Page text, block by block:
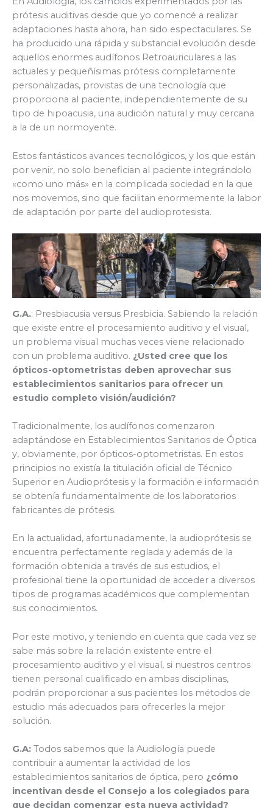
prótesis auditivas desde que yo comencé a realizar
adaptaciones hasta ahora, han sido espectaculares. Se
ha producido una rápida y substancial evolución desde
aquellos enormes audífonos Retroauriculares a las
actuales y pequeñísimas prótesis completamente
personalizadas, provistas de una tecnología que
proporciona al paciente, independientemente de su
tipo de hipoacusia, una audición natural y muy cercana
a la de un normoyente.
Estos fantásticos avances tecnológicos, y los que están
por venir, no solo benefician al paciente integrándolo
«como uno más» en la complicada sociedad en la que
nos movemos, sino que facilitan enormemente la labor
de adaptación por parte del audioprotesista.
G.A.: Presbiacusia versus Presbicia. Sabiendo la relación
que existe entre el procesamiento auditivo y el visual,
un problema visual muchas veces viene relacionado
con un problema auditivo. ¿Usted cree que los
ópticos-optometristas deben aprovechar sus
establecimientos sanitarios para ofrecer un
estudio completo visión/audición?
Tradicionalmente, los audífonos comenzaron
adaptándose en Establecimientos Sanitarios de Óptica
y, obviamente, por ópticos-optometristas. En estos
principios no existía la titulación oficial de Técnico
Superior en Audioprótesis y la formación e información
se obtenía fundamentalmente de los laboratorios
fabricantes de prótesis.
En la actualidad, afortunadamente, la audioprótesis se
encuentra perfectamente reglada y además de la
formación obtenida a través de sus estudios, el
profesional tiene la oportunidad de acceder a diversos
tipos de programas académicos que complementan
sus conocimientos.
Por este motivo, y teniendo en cuenta que cada vez se
sabe más sobre la relación existente entre el
procesamiento auditivo y el visual, si nuestros centros
tienen personal cualificado en ambas disciplinas,
podrán proporcionar a sus pacientes los métodos de
estudio más adecuados para ofrecerles la mejor
solución.
G.A: Todos sabemos que la Audiología puede
contribuir a aumentar la actividad de los
establecimientos sanitarios de óptica, pero ¿cómo
incentivan desde el Consejo a los colegiados para
que decidan comenzar esta nueva actividad?